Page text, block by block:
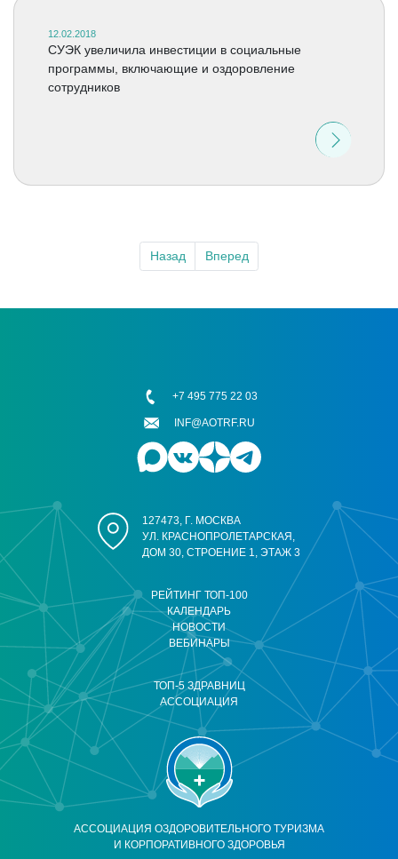
12.02.2018
СУЭК увеличила инвестиции в социальные
программы, включающие и оздоровление
сотрудников
Назад Вперед
АССОЦИАЦИЯ ОЗДОРОВИТЕЛЬНОГО ТУРИЗМА
И КОРПОРАТИВНОГО ЗДОРОВЬЯ
РЕЙТИНГ ТОП-100
КАЛЕНДАРЬ
НОВОСТИ
ВЕБИНАРЫ
ТОП-5 ЗДРАВНИЦ
АССОЦИАЦИЯ
127473, Г. МОСКВА
УЛ. КРАСНОПРОЛЕТАРСКАЯ,
ДОМ 30, СТРОЕНИЕ 1, ЭТАЖ 3
+7 495 775 22 03
INF@AOTRF.RU